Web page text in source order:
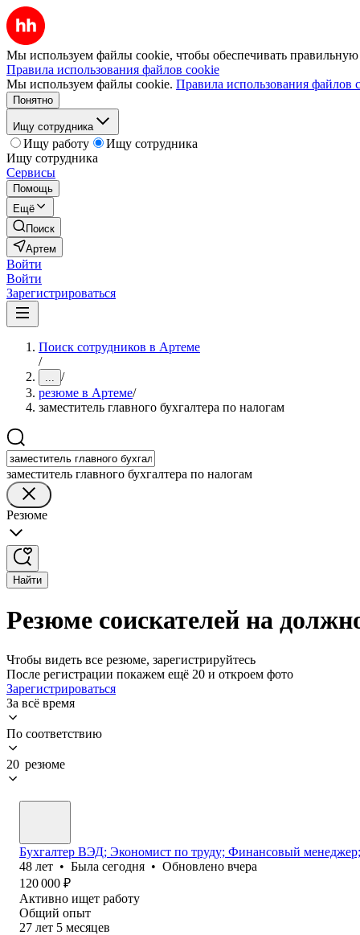
Мы используем файлы cookie, чтобы обеспечивать правильную
Правила использования файлов cookie
Мы используем файлы cookie. Правила использования файлов
Понятно
Ищу сотрудника
Ищу работу
Ищу сотрудника
Ищу сотрудника
Сервисы
Помощь
Ещё
Поиск
Артем
Войти
Войти
Зарегистрироваться
Поиск сотрудников в Артеме
/
... /
резюме в Артеме/
заместитель главного бухгалтера по налогам
заместитель главного бухгалтера по налогам
Резюме
Найти
Резюме соискателей на
Чтобы видеть все резюме, зарегистрируйтесь
После регистрации покажем ещё 20 и откроем фото
Зарегистрироваться
За всё время
По соответствию
20 резюме
Бухгалтер ВЭД; Экономист по труду; Финансовый
48 лет • Была сегодня • Обновлено вчера
120 000 ₽
Активно ищет работу
Общий опыт
27 лет 5 месяцев